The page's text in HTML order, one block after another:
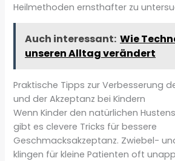
Heilmethoden ernsthafter zu
Auch interessant: Wie
unseren Alltag verändert
Praktische Tipps zur Verbesserung
und der Akzeptanz bei Kindern
Wenn Kinder den natürlichen
gibt es clevere Tricks für bessere
Geschmacksakzeptanz. Zwiebel-
klingen für kleine Patienten oft